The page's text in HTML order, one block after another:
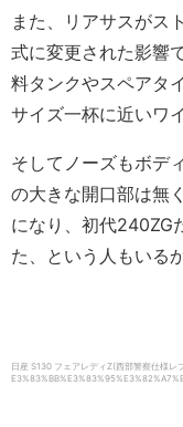
また、リアサスがス
式に変更された影響
料タンクやスペアタ
サイズ一杯に近いワ
そしてノーズもボデ
の大きな開口部は無
になり、初代240ZG
た、という人もいる
日産 S130 フェアレディZ(西部警察仕様